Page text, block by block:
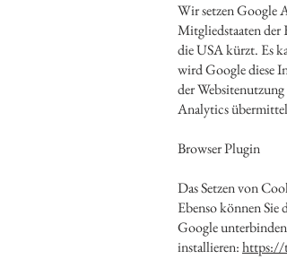
Wir setzen Google
Mitgliedstaaten der
die USA kürzt. Es
wird Google diese
der
Analytics
Browser Plugin
Das Setzen von
Ebenso können
Google
installieren:https://